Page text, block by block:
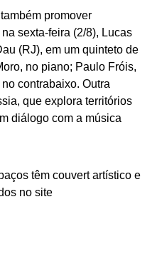
promover
sexta-feira (2/8), Lucas
(RJ), em um quinteto de
no piano; Paulo Fróis,
contrabaixo. Outra
que explora territórios
diálogo com a música
têm couvert artístico e
no site